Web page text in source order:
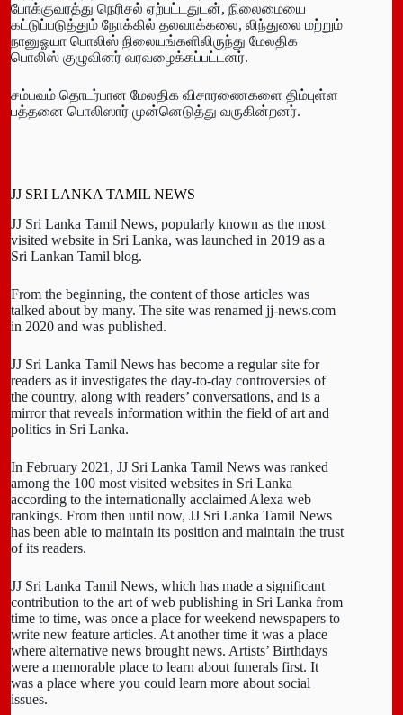
போக்குவரத்து நெரிசல் ஏற்பட்டதுடன், நிலைமையை
கட்டுப்படுத்தும் நோக்கில் தலவாக்கலை, லிந்துலை மற்றும்
நானுஓயா பொலிஸ் நிலையங்களிலிருந்து மேலதிக
பொலிஸ் குழுவினர் வரவழைக்கப்பட்டனர்.
சம்பவம் தொடர்பான மேலதிக விசாரணைகளை திம்புள்ள
பத்தனை பொலிஸார் முன்னெடுத்து வருகின்றனர்.
JJ SRI LANKA TAMIL NEWS
JJ Sri Lanka Tamil News, popularly known as the most
visited website in Sri Lanka, was launched in 2019 as a
Sri Lankan Tamil blog.
From the beginning, the content of those articles was
talked about by many. The site was renamed jj-news.com
in 2020 and was published.
JJ Sri Lanka Tamil News has become a regular site for
readers as it investigates the day-to-day controversies of
the country, along with readers’ conversations, and is a
mirror that reveals information within the field of art and
politics in Sri Lanka.
In February 2021, JJ Sri Lanka Tamil News was ranked
among the 100 most visited websites in Sri Lanka
according to the internationally acclaimed Alexa web
rankings. From then until now, JJ Sri Lanka Tamil News
has been able to maintain its position and maintain the trust
of its readers.
JJ Sri Lanka Tamil News, which has made a significant
contribution to the art of web publishing in Sri Lanka from
time to time, was once a place for weekend newspapers to
write new feature articles. At another time it was a place
where alternative news brought news. Artists’ Birthdays
were a memorable place to learn about funerals first. It
was a place where you could learn more about social
issues.